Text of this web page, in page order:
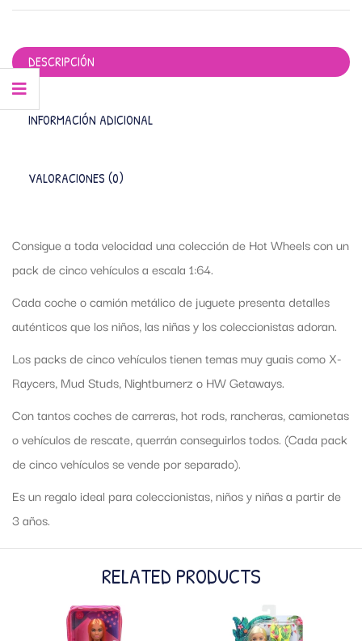
DESCRIPCIÓN
INFORMACIÓN ADICIONAL
VALORACIONES (0)
Consigue a toda velocidad una colección de Hot Wheels con un
pack de cinco vehículos a escala 1:64.
Cada coche o camión metálico de juguete presenta detalles
auténticos que los niños, las niñas y los coleccionistas adoran.
Los packs de cinco vehículos tienen temas muy guais como X-
Raycers, Mud Studs, Nightburnerz o HW Getaways.
Con tantos coches de carreras, hot rods, rancheras, camionetas
o vehículos de rescate, querrán conseguirlos todos. (Cada pack
de cinco vehículos se vende por separado).
Es un regalo ideal para coleccionistas, niños y niñas a partir de
3 años.
RELATED PRODUCTS